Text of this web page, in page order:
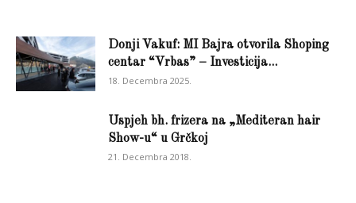
Donji Vakuf: MI Bajra otvorila Shoping
centar “Vrbas” – Investicija...
18. Decembra 2025.
Uspjeh bh. frizera na „Mediteran hair
Show-u“ u Grčkoj
21. Decembra 2018.